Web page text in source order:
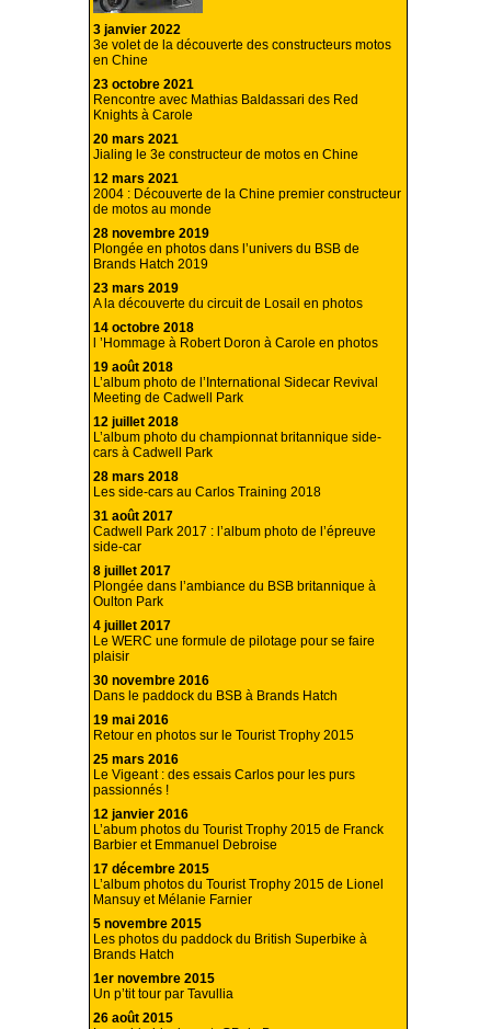
3 janvier 2022
3e volet de la découverte des constructeurs motos
en Chine
23 octobre 2021
Rencontre avec Mathias Baldassari des Red
Knights à Carole
20 mars 2021
Jialing le 3e constructeur de motos en Chine
12 mars 2021
2004 : Découverte de la Chine premier constructeur
de motos au monde
28 novembre 2019
Plongée en photos dans l’univers du BSB de
Brands Hatch 2019
23 mars 2019
A la découverte du circuit de Losail en photos
14 octobre 2018
l ’Hommage à Robert Doron à Carole en photos
19 août 2018
L’album photo de l’International Sidecar Revival
Meeting de Cadwell Park
12 juillet 2018
L’album photo du championnat britannique side-
cars à Cadwell Park
28 mars 2018
Les side-cars au Carlos Training 2018
31 août 2017
Cadwell Park 2017 : l’album photo de l’épreuve
side-car
8 juillet 2017
Plongée dans l’ambiance du BSB britannique à
Oulton Park
4 juillet 2017
Le WERC une formule de pilotage pour se faire
plaisir
30 novembre 2016
Dans le paddock du BSB à Brands Hatch
19 mai 2016
Retour en photos sur le Tourist Trophy 2015
25 mars 2016
Le Vigeant : des essais Carlos pour les purs
passionnés !
12 janvier 2016
L’abum photos du Tourist Trophy 2015 de Franck
Barbier et Emmanuel Debroise
17 décembre 2015
L’album photos du Tourist Trophy 2015 de Lionel
Mansuy et Mélanie Farnier
5 novembre 2015
Les photos du paddock du British Superbike à
Brands Hatch
1er novembre 2015
Un p’tit tour par Tavullia
26 août 2015